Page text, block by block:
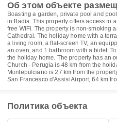
Об этом объекте
Boasting a garden, private pool and
in Badia. This property offers access to
free WiFi. The property is non-smoking
Cathedral. The holiday home with a
a living room, a flat-screen TV, an
an oven, and 1 bathroom with a bidet.
the holiday home. The property has an
Church - Perugia is 48 km from the
Montepulciano is 27 km from the
San Francesco d'Assisi Airport, 64 km
Политика объекта